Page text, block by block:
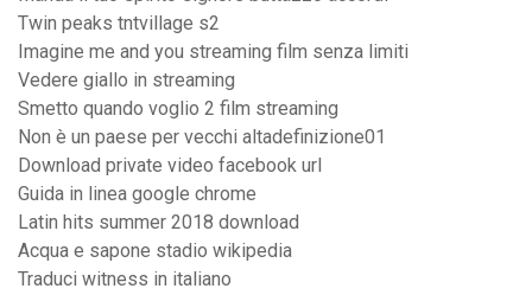
Twin peaks tntvillage s2
Imagine me and you streaming film senza limiti
Vedere giallo in streaming
Smetto quando voglio 2 film streaming
Non è un paese per vecchi altadefinizione01
Download private video facebook url
Guida in linea google chrome
Latin hits summer 2018 download
Acqua e sapone stadio wikipedia
Traduci witness in italiano